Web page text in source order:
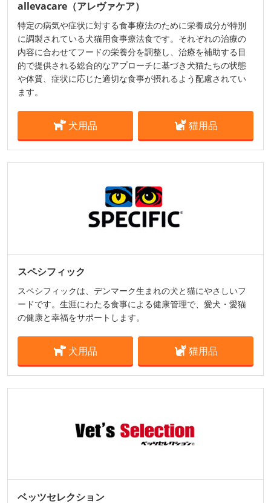
allevacare（アレヴァケア）
特定の病気や症状に対する食事療法のために栄養成分が特別
に調製されている犬猫用食事療法食です。それぞれの治療の
内容に合わせてフードの栄養分を調整し、治療を補助する目
的で提供される総合的なアプローチに基づき犬猫たちの状態
や体質、症状に応じた適切な食事が摂れるよう配慮されてい
ます。
犬用品 猫用品
スペシフィック
スペシフィックは、デンマーク生まれの犬と猫にやさしいフ
ードです。生涯にわたる食事による健康管理で、愛犬・愛猫
の健康と幸福をサポートします。
犬用品 猫用品
ベッツセレクション